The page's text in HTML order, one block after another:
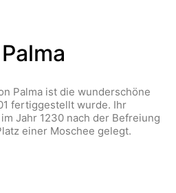
Palma ist die wunderschöne
fertiggestellt wurde. Ihr
Jahr 1230 nach der Befreiung
einer Moschee gelegt.